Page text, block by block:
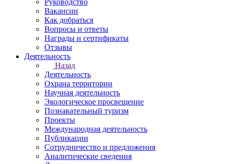
Руководство
Вакансии
Как добраться
Вопросы и ответы
Награды и сертификаты
Отзывы
Деятельность
Назад
Деятельность
Охрана территории
Научная деятельность
Экологическое просвещение
Познавательный туризм
Проекты
Международная деятельность
Публикации
Сотрудничество и предложения
Аналитические сведения